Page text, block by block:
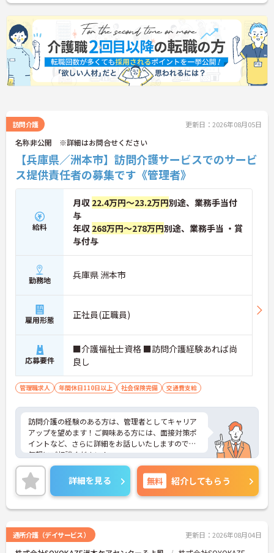
訪問介護 更新日：2026年08月05日
名称非公開 ※詳細はお問合せください
【兵庫県／洲本市】訪問介護サービスでのサービ
ス提供責任者の募集です《管理者》
給料
月収 22.4万円～23.2万円別途、業務手当付
与
年収 268万円～278万円別途、業務手当 ・賞
与付与
勤務地 兵庫県 洲本市
雇用形態 正社員(正職員)
応募要件
■介護福祉士資格 ■訪問介護経験あれば尚
良し
管理職求人 年間休日110日以上 社会保険完備 交通費支給
訪問介護の経験のある方は、管理者としてキャリア
アップを望めます！ご興味ある方には、面接対策ポ
イントなど、さらに詳細をお話しいたしますのでお
気軽にご相談ください！
詳細を見る 無料 紹介してもらう
通所介護（デイサービス） 更新日：2026年08月04日